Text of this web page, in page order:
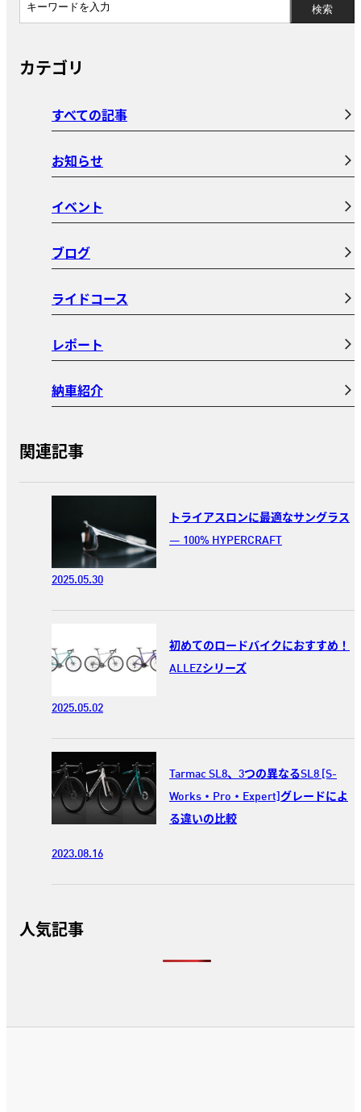
カテゴリ
すべての記事
お知らせ
イベント
ブログ
ライドコース
レポート
納車紹介
関連記事
トライアスロンに最適なサングラス
― 100% HYPERCRAFT
2025.05.30
初めてのロードバイクにおすすめ！
ALLEZシリーズ
2025.05.02
Tarmac SL8、3つの異なるSL8 [S-
Works・Pro・Expert]グレードによ
る違いの比較
2023.08.16
人気記事